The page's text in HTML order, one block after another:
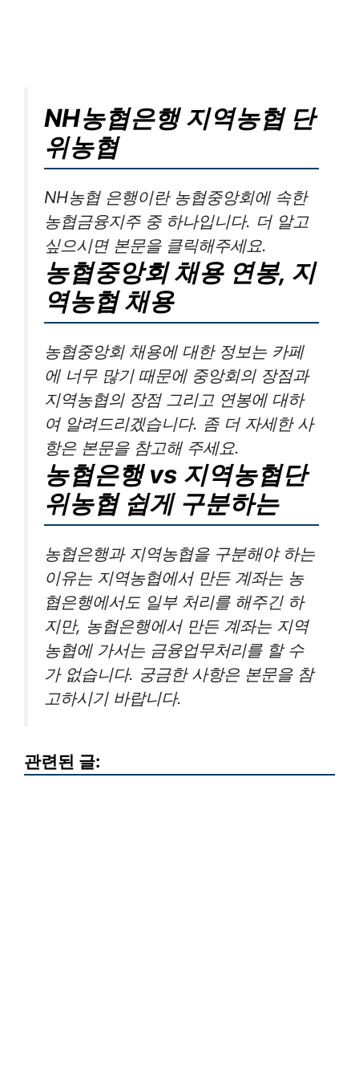
NH농협은행 지역농협 단
위농협
NH농협 은행이란 농협중앙회에 속한
농협금융지주 중 하나입니다. 더 알고
싶으시면 본문을 클릭해주세요.
농협중앙회 채용 연봉, 지
역농협 채용
농협중앙회 채용에 대한 정보는 카페
에 너무 많기 때문에 중앙회의 장점과
지역농협의 장점 그리고 연봉에 대하
여 알려드리겠습니다. 좀 더 자세한 사
항은 본문을 참고해 주세요.
농협은행 vs 지역농협단
위농협 쉽게 구분하는
농협은행과 지역농협을 구분해야 하는
이유는 지역농협에서 만든 계좌는 농
협은행에서도 일부 처리를 해주긴 하
지만, 농협은행에서 만든 계좌는 지역
농협에 가서는 금융업무처리를 할 수
가 없습니다. 궁금한 사항은 본문을 참
고하시기 바랍니다.
관련된 글: